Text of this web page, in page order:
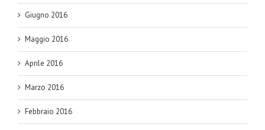
Giugno 2016
Maggio 2016
Aprile 2016
Marzo 2016
Febbraio 2016